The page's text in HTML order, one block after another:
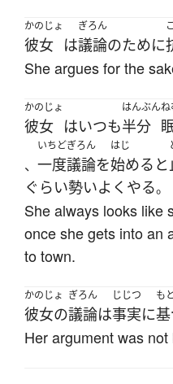
かのじょ
彼女 は
ぎろん
議論のために
She argues for the
かのじょ
彼女 はいつも
はんぶん
半分
ね
、
いちど
一度
ぎろん
議論を
はじ
始める と
ぐらい勢いよく やる。
She always looks like
once she gets into an
to town.
かのじょ
彼女の
ぎろん
議論は
じじつ
事実に
もと
Her argument was